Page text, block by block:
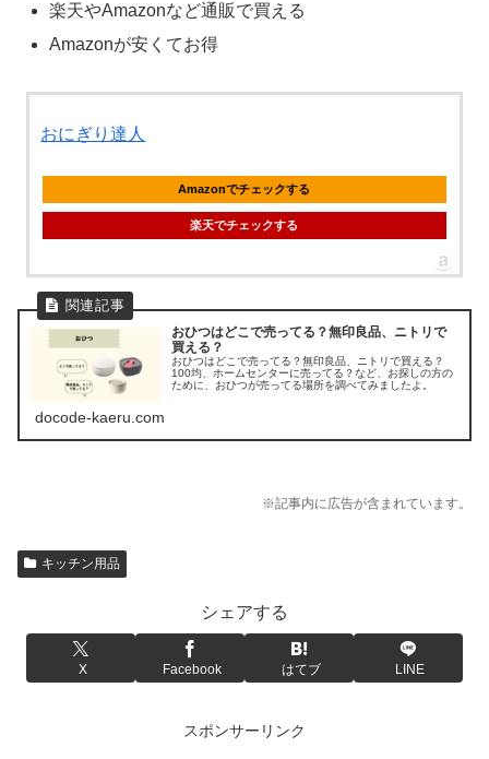
楽天やAmazonなど通販で買える
Amazonが安くてお得
おにぎり達人
Amazonでチェックする
楽天でチェックする
おひつはどこで売ってる？無印良品、ニトリで
買える？
おひつはどこで売ってる？無印良品、ニトリで買える？
100均、ホームセンターに売ってる？など、お探しの方の
ために、おひつが売ってる場所を調べてみましたよ。
docode-kaeru.com
※記事内に広告が含まれています。
キッチン用品
シェアする
X Facebook はてブ LINE
スポンサーリンク